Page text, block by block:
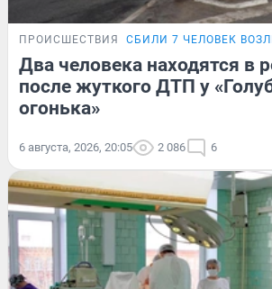
ПРОИСШЕСТВИЯ СБИЛИ 7 ЧЕЛОВЕК
Два человека находятся в
после жуткого ДТП у
огонька»
6 августа, 2026, 20:05 2 086 6